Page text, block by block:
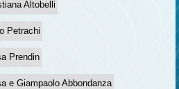
Altobelli
Petrachi
Prendin
e Giampaolo Abbondanza